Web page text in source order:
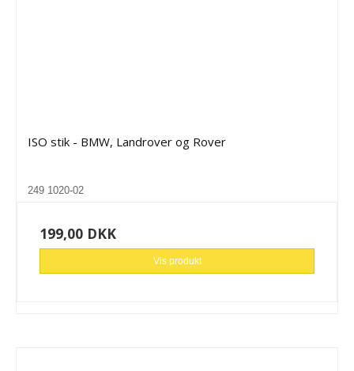
ISO stik - BMW, Landrover og Rover
249 1020-02
199,00 DKK
Vis produkt